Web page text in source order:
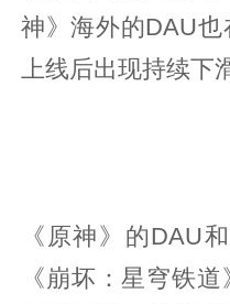
神》海外的DAU也
上线后出现持续下
《原神》的DAU
《崩坏：星穹铁